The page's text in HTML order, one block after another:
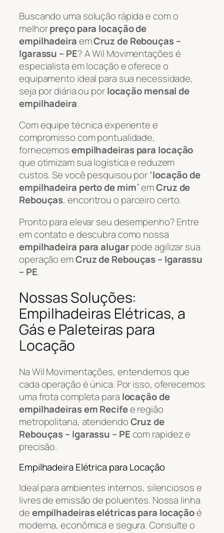
Buscando uma solução rápida e com o
melhorpreço para locação de
empilhadeiraemCruz de Rebouças –
Igarassu – PE? A Wil Movimentações é
especialista em locação e oferece o
equipamento ideal para sua necessidade,
seja por diária ou porlocação mensal de
empilhadeira.
Com equipe técnica experiente e
compromisso com pontualidade,
fornecemosempilhadeiras para locação
que otimizam sua logística e reduzem
custos. Se você pesquisou por “locação de
empilhadeira perto de mim” emCruz de
Rebouças, encontrou o parceiro certo.
Pronto para elevar seu desempenho? Entre
em contato e descubra como nossa
empilhadeira para alugarpode agilizar sua
operação emCruz de Rebouças – Igarassu
– PE.
Nossas Soluções:
Empilhadeiras Elétricas, a
Gás e Paleteiras para
Locação
Na Wil Movimentações, entendemos que
cada operação é única. Por isso, oferecemos
uma frota completa para locação de
empilhadeiras em Recifee região
metropolitana, atendendoCruz de
Rebouças – Igarassu – PEcom rapidez e
precisão.
Empilhadeira Elétrica para Locação
Ideal para ambientes internos, silenciosos e
livres de emissão de poluentes. Nossa linha
deempilhadeiras elétricas para locaçãoé
moderna, econômica e segura. Consulte o